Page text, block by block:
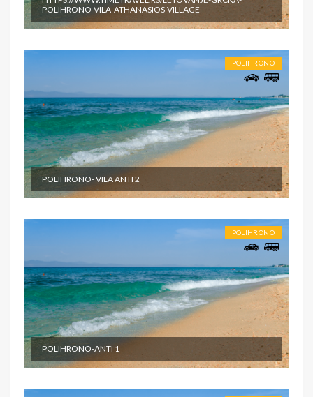
POLIHRONO-VILA-ATHANASIOS-VILLAGE
POLIHRONO
POLIHRONO- VILA ANTI 2
POLIHRONO
POLIHRONO-ANTI 1